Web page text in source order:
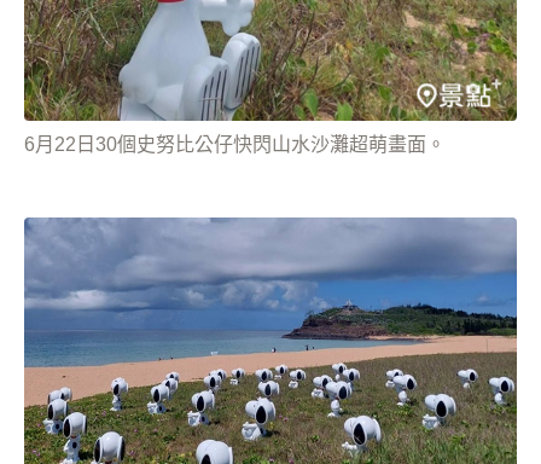
6月22日30個史努比公仔快閃山水沙灘超萌畫面。